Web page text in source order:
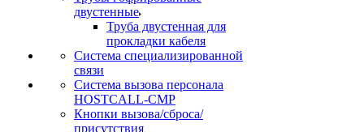
двустенные
Труба двустенная для
прокладки кабеля
Система специализированной
связи
Cистема вызова персонала
HOSTCALL-CMP
Кнопки вызова/сброса/
присутствия